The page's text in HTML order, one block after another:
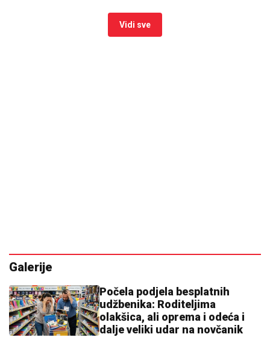
Vidi sve
Galerije
Počela podjela besplatnih
udžbenika: Roditeljima
olakšica, ali oprema i odeća i
dalje veliki udar na novčanik